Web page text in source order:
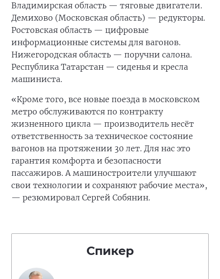
Владимирская область — тяговые двигатели.
Демихово (Московская область) — редукторы.
Ростовская область — цифровые
информационные системы для вагонов.
Нижегородская область — поручни салона.
Республика Татарстан — сиденья и кресла
машиниста.
«Кроме того, все новые поезда в московском
метро обслуживаются по контракту
жизненного цикла — производитель несёт
ответственность за техническое состояние
вагонов на протяжении 30 лет. Для нас это
гарантия комфорта и безопасности
пассажиров. А машиностроители улучшают
свои технологии и сохраняют рабочие места»,
— резюмировал Сергей Собянин.
Спикер